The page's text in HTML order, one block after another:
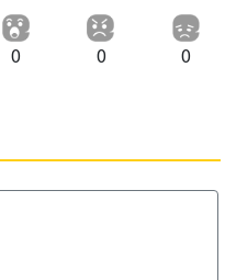
0 0 0